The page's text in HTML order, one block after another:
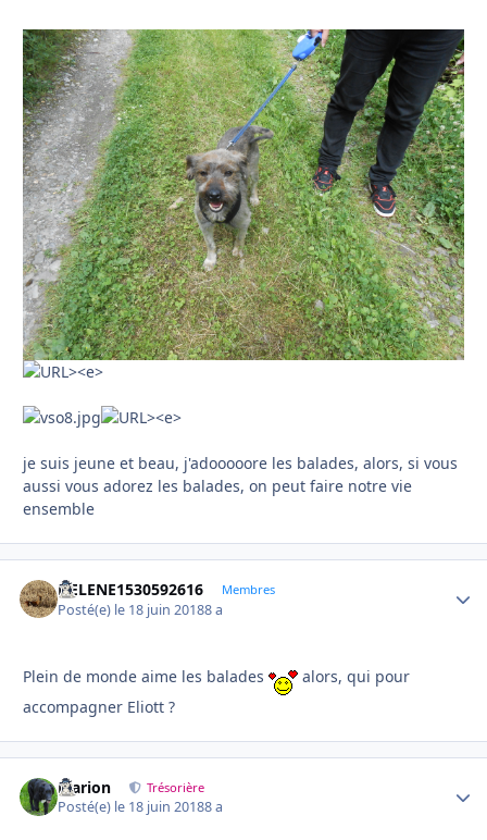
je suis jeune et beau, j'adooooore les balades, alors, si vous
aussi vous adorez les balades, on peut faire notre vie
ensemble
HELENE1530592616 Membres
Posté(e) le 18 juin 20188 a
Plein de monde aime les balades
alors, qui pour
accompagner Eliott ?
Marion Trésorière
Posté(e) le 18 juin 20188 a